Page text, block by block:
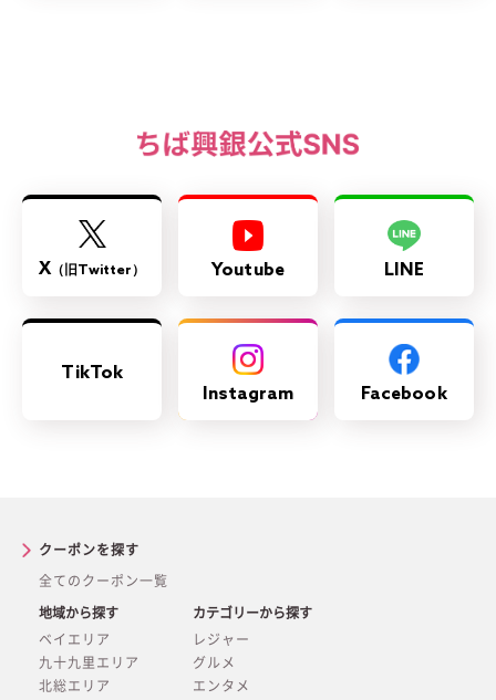
X（旧Twitter） Youtube LINE
TikTok
Instagram
Facebook
クーポンを探す
全てのクーポン一覧
地域から探す
ベイエリア
九十九里エリア
北総エリア
カテゴリーから探す
レジャー
グルメ
エンタメ